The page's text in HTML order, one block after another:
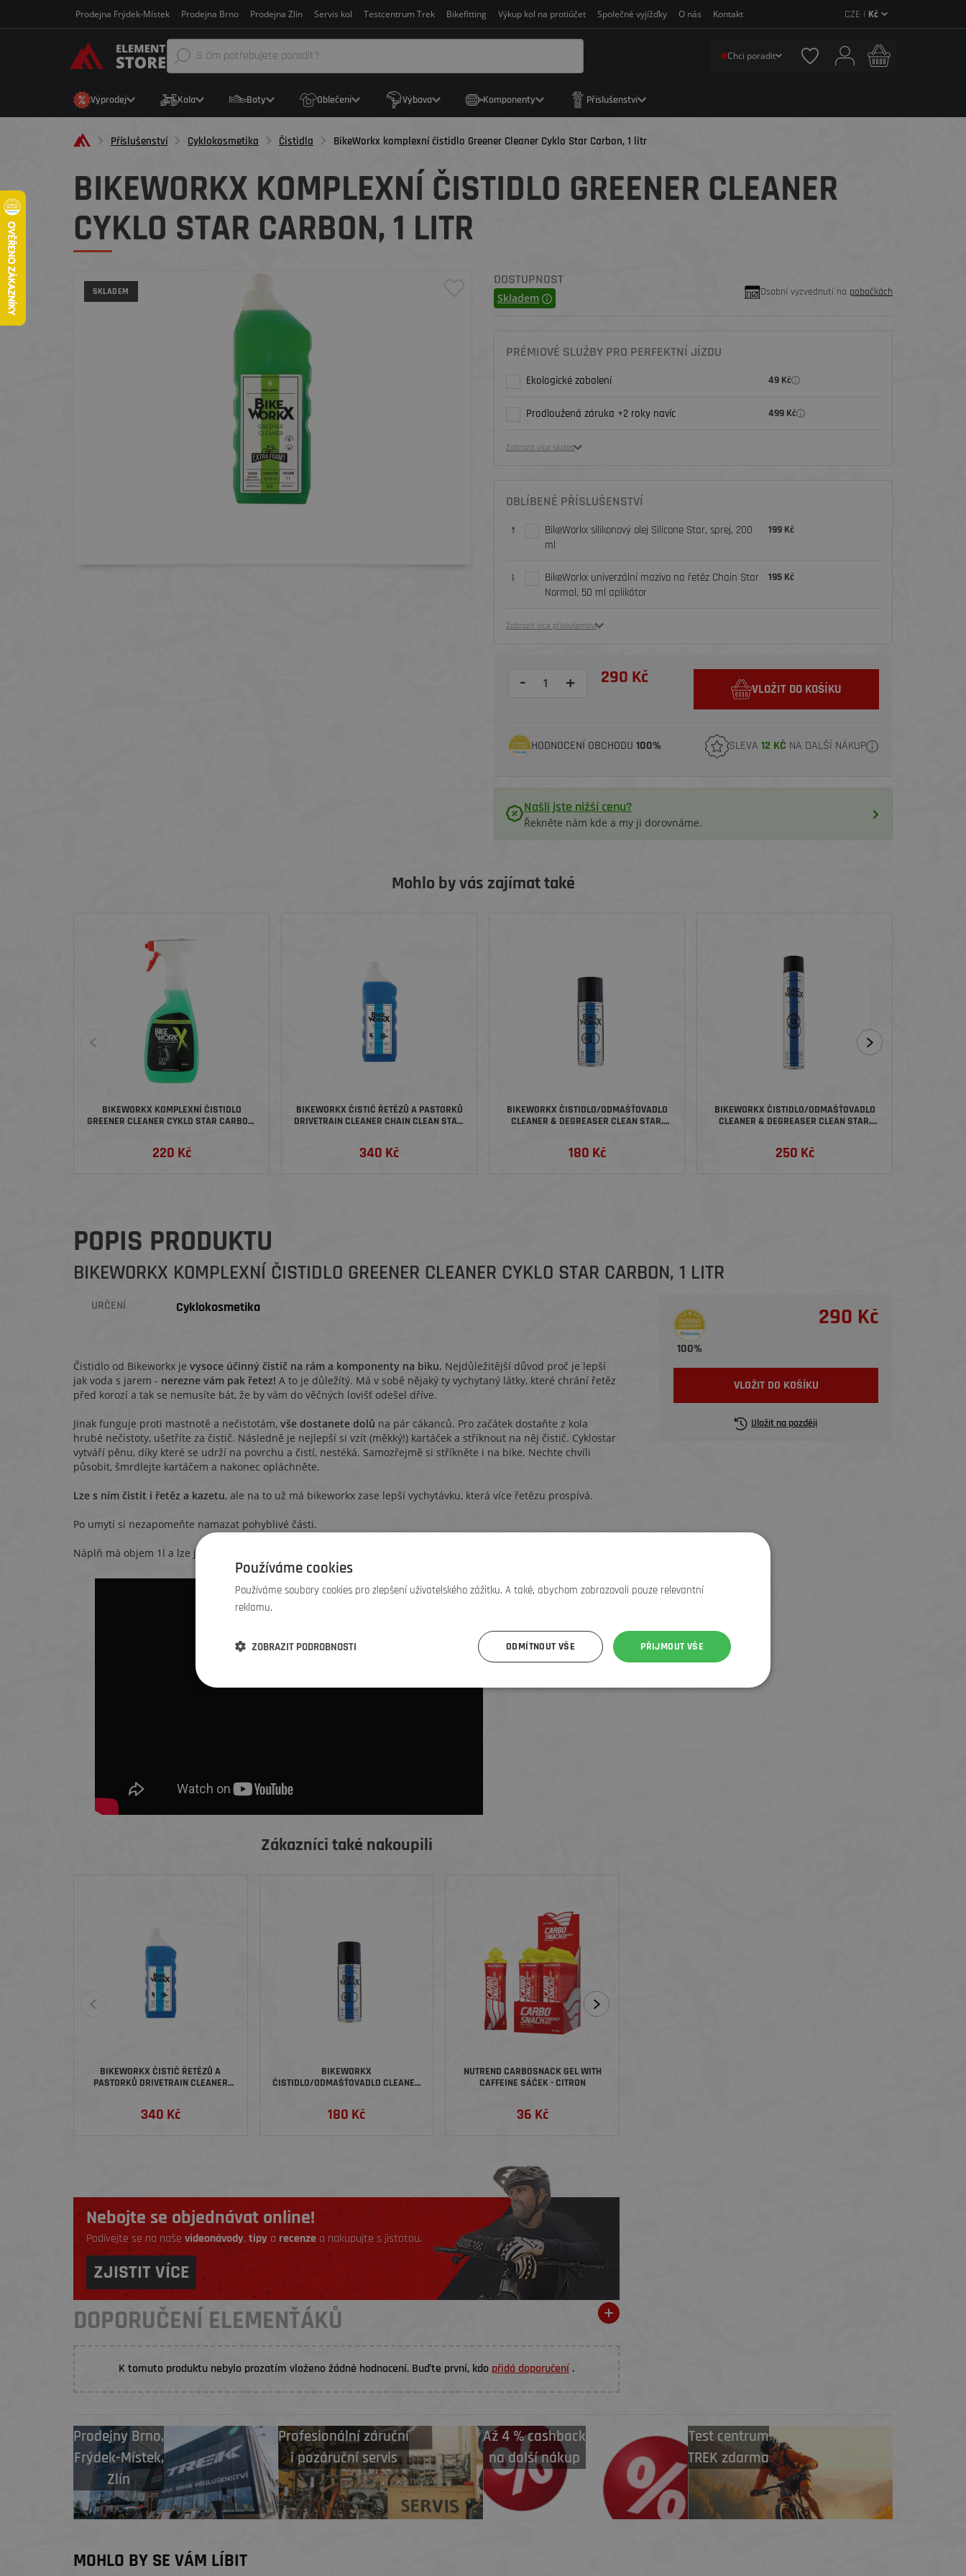
Prodejna Frýdek-Místek Prodejna Brno Prodejna Zlín Servis kol Testcentrum Trek Bikefitting Výkup kol na protiúčet Společné vyjížďky O nás Kontakt CZE | Kč
Chci poradit
Výprodej Kola Boty Oblečení Výbava Komponenty Příslušenství
Příslušenství Cyklokosmetika Čistidla BikeWorkx komplexní čistidlo Greener Cleaner Cyklo Star Carbon, 1 litr
BIKEWORKX KOMPLEXNÍ ČISTIDLO GREENER CLEANER
CYKLO STAR CARBON, 1 LITR
SKLADEM
DOSTUPNOST
Skladem Osobní vyzvednutí na pobočkách
PRÉMIOVÉ SLUŽBY PRO PERFEKTNÍ JÍZDU
Ekologické zabalení 49 Kč
Prodloužená záruka +2 roky navíc 499 Kč
Zobrazit více služeb
OBLÍBENÉ PŘÍSLUŠENSTVÍ
BikeWorkx silikonový olej Silicone Star, sprej, 200
ml
199 Kč
BikeWorkx univerzální mazivo na řetěz Chain Star
Normal, 50 ml aplikátor
195 Kč
Zobrazit více příslušenství
- + 290 Kč
VLOŽIT DO KOŠÍKU
HODNOCENÍ OBCHODU 100% SLEVA 12 KČ NA DALŠÍ NÁKUP
Našli jste nižší cenu?
Řekněte nám kde a my ji dorovnáme.
Mohlo by vás zajímat také
BIKEWORKX KOMPLEXNÍ ČISTIDLO
GREENER CLEANER CYKLO STAR CARBON,
220 Kč
BIKEWORKX ČISTIČ ŘETĚZŮ A PASTORKŮ
DRIVETRAIN CLEANER CHAIN CLEAN STAR,
340 Kč
BIKEWORKX ČISTIDLO/ODMAŠŤOVADLO
CLEANER & DEGREASER CLEAN STAR,
180 Kč
BIKEWORKX ČISTIDLO/ODMAŠŤOVADLO
CLEANER & DEGREASER CLEAN STAR,
250 Kč
POPIS PRODUKTU
BIKEWORKX KOMPLEXNÍ ČISTIDLO GREENER CLEANER CYKLO STAR CARBON, 1 LITR
URČENÍ Cyklokosmetika
Čistidlo od Bikeworkx je vysoce účinný čistič na rám a komponenty na biku. Nejdůležitější důvod proč je lepší
jak voda s jarem - nerezne vám pak řetez! A to je důležítý. Má v sobě nějaký ty vychytaný látky, které chrání řetěz
před korozí a tak se nemusíte bát, že by vám do věčných lovišť odešel dříve.
Jinak funguje proti mastnotě a nečistotám, vše dostanete dolů na pár cákanců. Pro začátek dostaňte z kola
hrubé nečistoty, ušetříte za čistič. Následně je nejlepší si vzít (měkký!) kartáček a stříknout na něj čistič. Cyklostar
vytváří pěnu, díky které se udrží na povrchu a čistí, nestéká. Samozřejmě si stříkněte i na bike. Nechte chvíli
působit, šmrdlejte kartáčem a nakonec opláchněte.
Lze s ním čistit i řetěz a kazetu, ale na to už má bikeworkx zase lepší vychytávku, která více řetězu prospívá.
Po umytí si nezapomeňte namazat pohyblivé části.
Náplň má objem 1l a lze jej rozlít do rozstřikovače.
Zákazníci také nakoupili
BIKEWORKX ČISTIČ ŘETĚZŮ A
PASTORKŮ DRIVETRAIN CLEANER
340 Kč
BIKEWORKX
ČISTIDLO/ODMAŠŤOVADLO CLEANER
200 ML
180 Kč
NUTREND CARBOSNACK GEL WITH
CAFFEINE SÁČEK - CITRON
36 Kč
Nebojte se objednávat online!
Podívejte se na naše videonávody, tipy a recenze a nakupujte s jistotou.
ZJISTIT VÍCE
DOPORUČENÍ ELEMENŤÁKŮ
K tomuto produktu nebylo prozatím vloženo žádné hodnocení. Buďte první, kdo přidá doporučení.
100%
290 Kč
VLOŽIT DO KOŠÍKU
Uložit na později
ProdejnyBrno,
Frýdek-Místek,
Zlín
Profesionální záruční
i pozáruční servis
Až 4 % cashback
na další nákup
Test centrum
TREK zdarma
MOHLO BY SE VÁM LÍBIT
Používáme cookies
Používáme soubory cookies pro zlepšení uživatelského zážitku. A také, abychom zobrazovali pouze relevantní
reklamu.
PŘIJMOUT VŠE
ODMÍTNOUT VŠE
ZOBRAZIT PODROBNOSTI